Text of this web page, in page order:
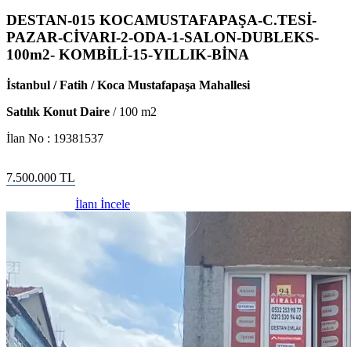
DESTAN-015 KOCAMUSTAFAPAŞA-C.TESİ-
PAZAR-CİVARI-2-ODA-1-SALON-DUBLEKS-
100m2- KOMBİLİ-15-YILLIK-BİNA
İstanbul / Fatih / Koca Mustafapaşa Mahallesi
Satılık Konut Daire / 100 m2
İlan No : 19381537
7.500.000 TL
İlanı İncele